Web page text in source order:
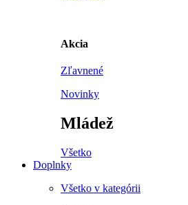
Akcia
Zľavnené
Novinky
Mládež
Všetko
Doplnky
Všetko v kategórii